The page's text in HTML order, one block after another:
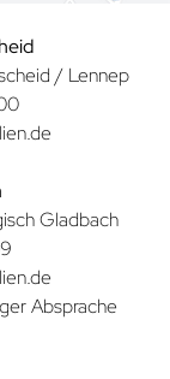
/ Lennep
Gladbach
Absprache